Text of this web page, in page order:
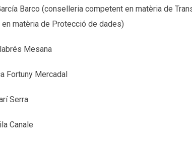
Barco (conselleria competent en matèria de
matèria de Protecció de dades)
Mesana
Fortuny Mercadal
Serra
Canale